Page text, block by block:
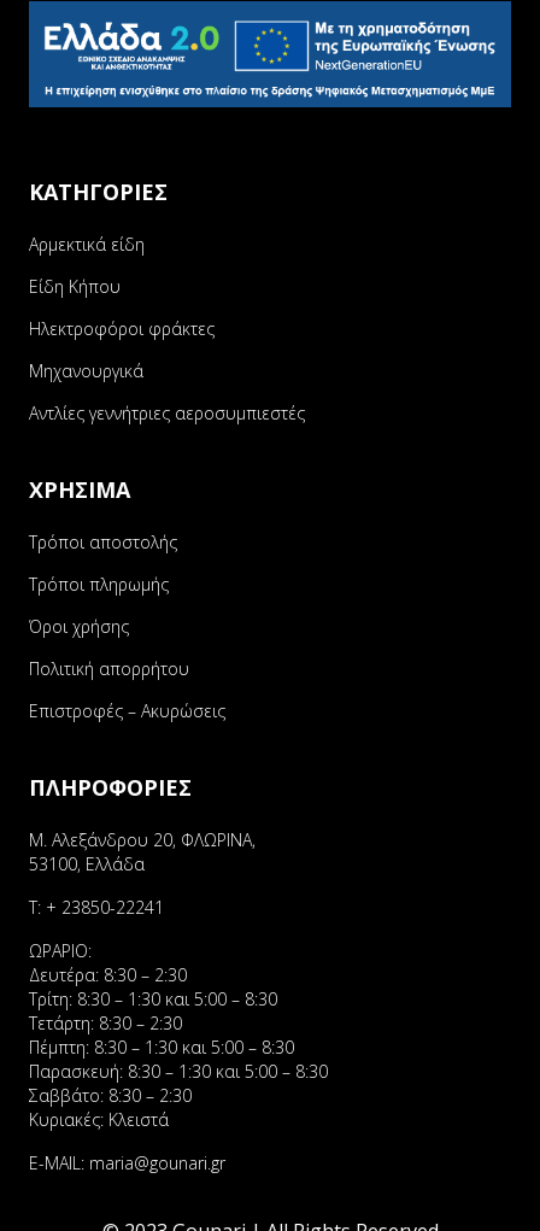
ΚΑΤΗΓΟΡΙΕΣ
Αρμεκτικά είδη
Είδη Κήπου
Ηλεκτροφόροι φράκτες
Μηχανουργικά
Αντλίες γεννήτριες αεροσυμπιεστές
ΧΡΗΣΙΜΑ
Τρόποι αποστολής
Τρόποι πληρωμής
Όροι χρήσης
Πολιτική απορρήτου
Επιστροφές – Ακυρώσεις
ΠΛΗΡΟΦΟΡΙΕΣ
Μ. Αλεξάνδρου 20, ΦΛΩΡΙΝΑ,
53100, Ελλάδα
Τ: + 23850-22241
ΩΡΑΡΙΟ:
Δευτέρα: 8:30 – 2:30
Τρίτη: 8:30 – 1:30 και 5:00 – 8:30
Τετάρτη: 8:30 – 2:30
Πέμπτη: 8:30 – 1:30 και 5:00 – 8:30
Παρασκευή: 8:30 – 1:30 και 5:00 – 8:30
Σαββάτο: 8:30 – 2:30
Κυριακές: Κλειστά
E-MAIL: maria@gounari.gr